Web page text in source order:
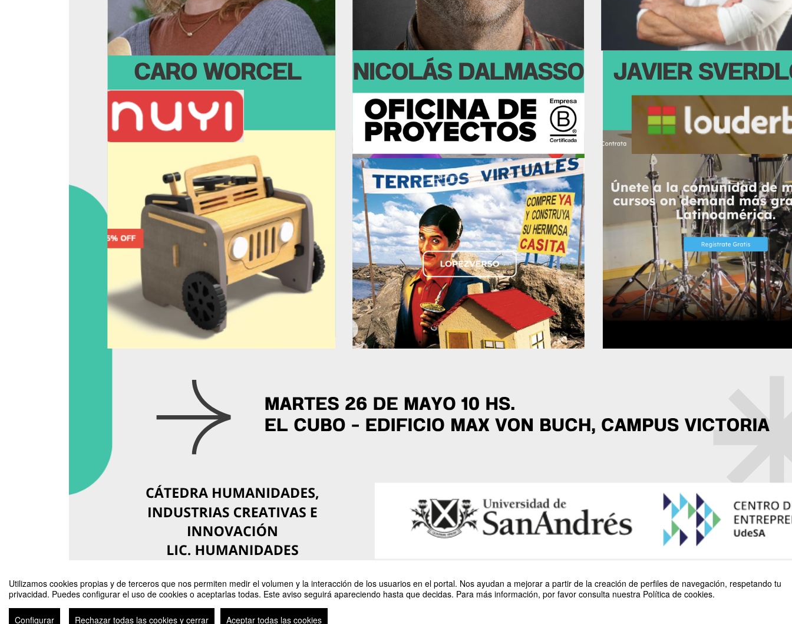
Utilizamos cookies propias y de terceros que nos permiten medir el volumen y la interacción de los usuarios en el portal. Nos ayudan a mejorar a partir de la creación de perfiles de navegación, respetando tu
privacidad. Puedes configurar el uso de cookies o aceptarlas todas. Este aviso seguirá apareciendo hasta que decidas. Para más información, por favor consulta nuestra Política de cookies.
Configurar Rechazar todas las cookies y cerrar Aceptar todas las cookies